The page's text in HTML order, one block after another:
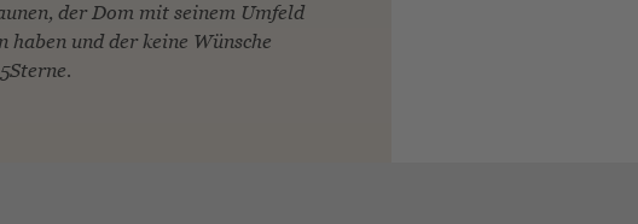
der Dom mit seinem Umfeld
und der keine Wünsche